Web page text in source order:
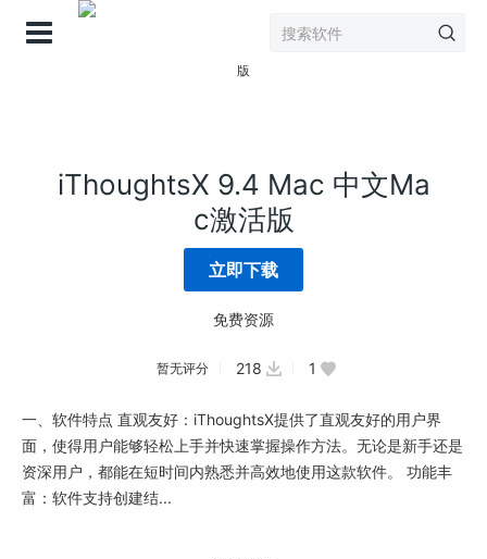
iThoughtsX 9.4 Mac 中文Ma
c激活版
立即下载
免费资源
暂无评分 218 1
一、软件特点 直观友好：iThoughtsX提供了直观友好的用户界
面，使得用户能够轻松上手并快速掌握操作方法。无论是新手还是
资深用户，都能在短时间内熟悉并高效地使用这款软件。 功能丰
富：软件支持创建结...